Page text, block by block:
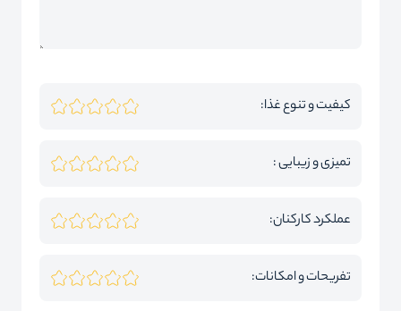
کیفیت و تنوع غذا:
تمیزی و زیبایی :
عملکرد کارکنان:
تفریحات و امکانات: